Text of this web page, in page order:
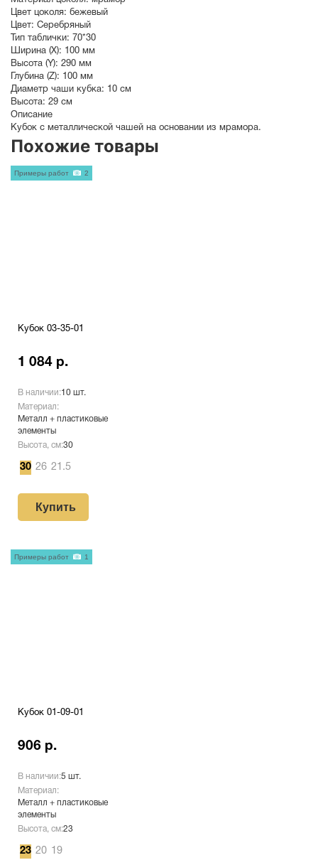
Цвет цоколя: бежевый
Цвет: Серебряный
Тип таблички: 70*30
Ширина (X): 100 мм
Высота (Y): 290 мм
Глубина (Z): 100 мм
Диаметр чаши кубка: 10 см
Высота: 29 см
Описание
Кубок с металлической чашей на основании из мрамора.
Похожие товары
Кубок 03-35-01
1 084 р.
В наличии:10 шт.
Материал:
Металл + пластиковые
элементы
Высота, см:30
30 26 21.5
Купить
Примеры работ 2
Кубок 01-09-01
906 р.
В наличии:5 шт.
Материал:
Металл + пластиковые
элементы
Высота, см:23
23 20 19
Примеры работ 1